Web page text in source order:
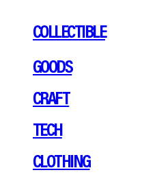
COLLECTIBLE
GOODS
CRAFT
TECH
CLOTHING